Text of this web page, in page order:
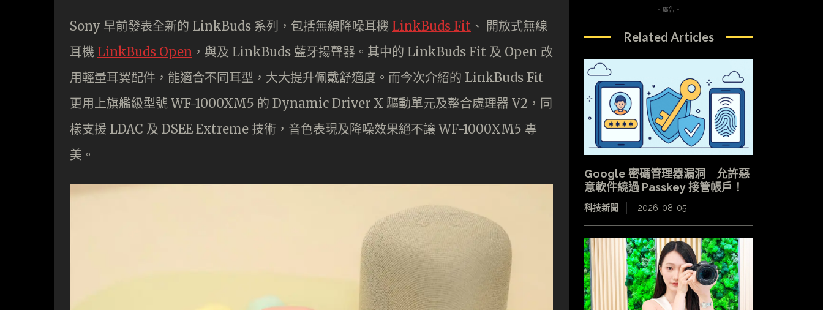
Sony 早前發表全新的 LinkBuds 系列，包括無線降噪耳機 LinkBuds Fit 、 開放式無線
耳機 LinkBuds Open ，與及 LinkBuds 藍牙揚聲器。其中的 LinkBuds Fit 及 Open 改
用輕量耳翼配件，能適合不同耳型，大大提升佩戴舒適度。而今次介紹的 LinkBuds Fit
更用上旗艦級型號 WF-1000XM5 的 Dynamic Driver X 驅動單元及整合處理器 V2，同
樣支援 LDAC 及 DSEE Extreme 技術，音色表現及降噪效果絕不讓 WF-1000XM5 專
美。
- 廣告 -
Related Articles
Google 密碼管理器漏洞 允許惡
意軟件繞過 Passkey 接管帳戶！
科技新聞 2026-08-05